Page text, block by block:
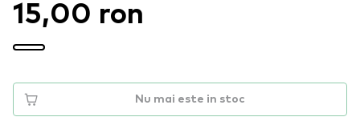
15,00 ron
Nu mai este in stoc